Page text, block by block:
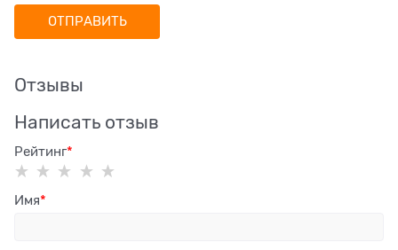
Отзывы
Написать отзыв
Рейтинг
Имя